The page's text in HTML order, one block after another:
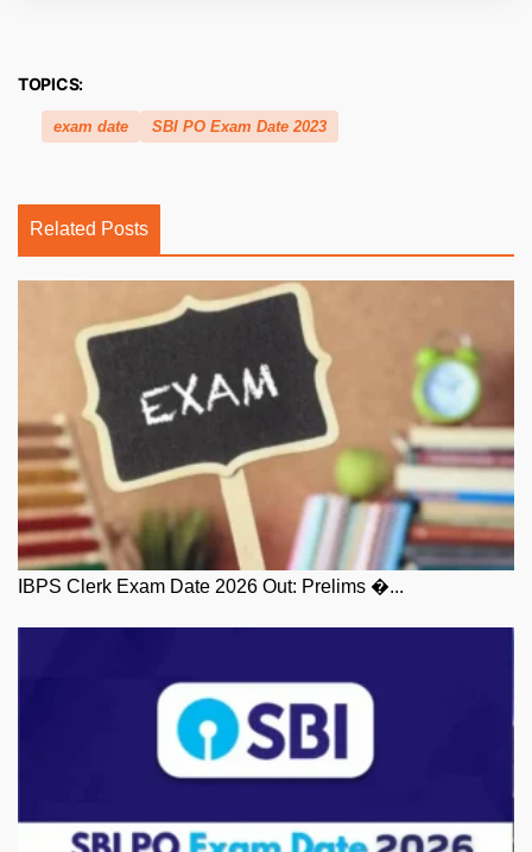
TOPICS:
exam date SBI PO Exam Date 2023
Related Posts
IBPS Clerk Exam Date 2026 Out: Prelims �...